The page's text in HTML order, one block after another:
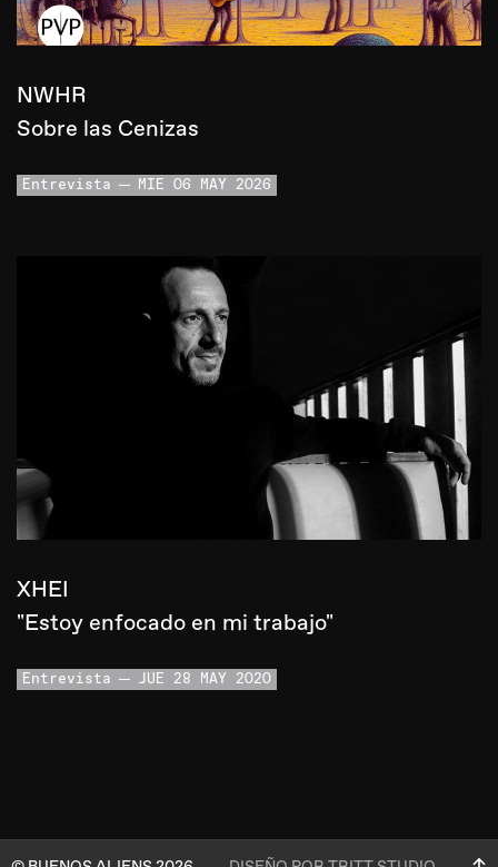
NWHR
Sobre las Cenizas
Entrevista MIE 06 MAY 2026
XHEI
"Estoy enfocado en mi trabajo"
Entrevista JUE 28 MAY 2020